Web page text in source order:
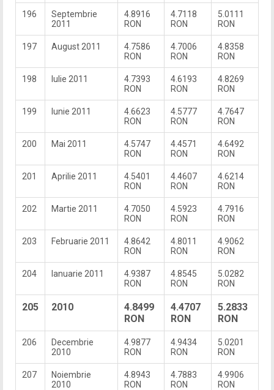
196
Septembrie
2011
4.8916
RON
4.7118
RON
5.0111
RON
197 August 2011
4.7586
RON
4.7006
RON
4.8358
RON
198 Iulie 2011
4.7393
RON
4.6193
RON
4.8269
RON
199 Iunie 2011
4.6623
RON
4.5777
RON
4.7647
RON
200 Mai 2011
4.5747
RON
4.4571
RON
4.6492
RON
201 Aprilie 2011
4.5401
RON
4.4607
RON
4.6214
RON
202 Martie 2011
4.7050
RON
4.5923
RON
4.7916
RON
203 Februarie 2011
4.8642
RON
4.8011
RON
4.9062
RON
204 Ianuarie 2011
4.9387
RON
4.8545
RON
5.0282
RON
205 2010
4.8499
RON
4.4707
RON
5.2833
RON
206
Decembrie
2010
4.9877
RON
4.9434
RON
5.0201
RON
207
Noiembrie
2010
4.8943
RON
4.7883
RON
4.9906
RON